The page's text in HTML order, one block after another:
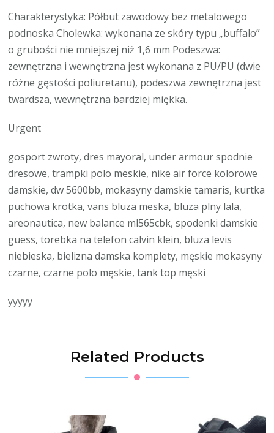
Charakterystyka: Półbut zawodowy bez metalowego
podnoska Cholewka: wykonana ze skóry typu „buffalo”
o grubości nie mniejszej niż 1,6 mm Podeszwa:
zewnętrzna i wewnętrzna jest wykonana z PU/PU (dwie
różne gęstości poliuretanu), podeszwa zewnętrzna jest
twardsza, wewnętrzna bardziej miękka.
Urgent
gosport zwroty, dres mayoral, under armour spodnie
dresowe, trampki polo meskie, nike air force kolorowe
damskie, dw 5600bb, mokasyny damskie tamaris, kurtka
puchowa krotka, vans bluza meska, bluza plny lala,
areonautica, new balance ml565cbk, spodenki damskie
guess, torebka na telefon calvin klein, bluza levis
niebieska, bielizna damska komplety, męskie mokasyny
czarne, czarne polo męskie, tank top męski
yyyyy
Related Products